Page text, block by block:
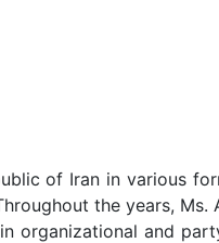
of Iran in various
the years, Ms.
organizational and